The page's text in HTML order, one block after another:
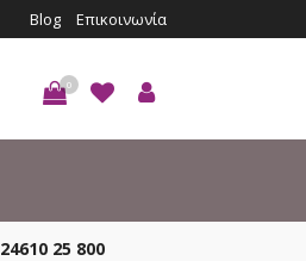
Blog Επικοινωνία
0
24610 25 800